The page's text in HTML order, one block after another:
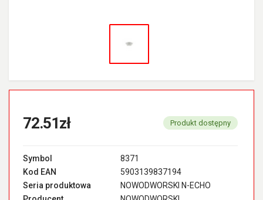
72.51zł Produkt dostępny
Symbol
8371
Kod EAN
5903139837194
Seria produktowa
NOWODWORSKI N-ECHO